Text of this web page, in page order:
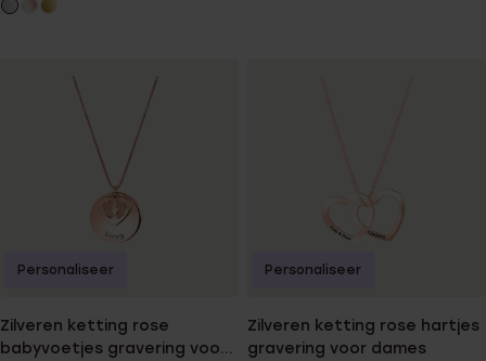
Zilveren ketting rose
babyvoetjes gravering voor
Personaliseer
Zilveren ketting rose hartjes
gravering voor dames
Personaliseer